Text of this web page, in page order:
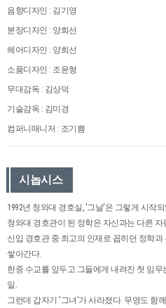
음향디자인 : 김기영
분장디자인 : 양희선
헤어디자인 : 양희선
소품디자인 : 조윤형
무대감독 : 김상덕
기술감독 : 김미경
컴퍼니매니저 : 조기쁨
시놉시스
1992년 청와대 경호실, '그날'은 그렇게 시작
청와대 경호관이 된 정학은 자신과는 다른
신입 경호관 중 최고의 인재로 꼽히던 정학
쌓아간다.
한중 수교를 앞두고 그들에게 내려진 첫 임
일.
그런데 갑자기 '그녀'가 사라졌다. 무영도 함